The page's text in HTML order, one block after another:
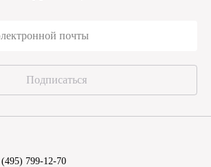
Подписаться
799-12-70